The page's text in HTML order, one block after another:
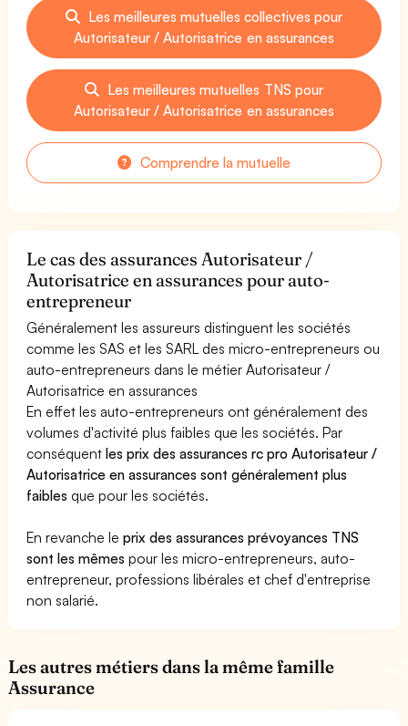
Les meilleures mutuelles collectives pour
Autorisateur / Autorisatrice en assurances
Les meilleures mutuelles TNS pour
Autorisateur / Autorisatrice en assurances
Comprendre la mutuelle
Le cas des assurances Autorisateur /
Autorisatrice en assurances pour auto-
entrepreneur
Généralement les assureurs distinguent les sociétés
comme les SAS et les SARL des micro-entrepreneurs ou
auto-entrepreneurs dans le métier Autorisateur /
Autorisatrice en assurances
En effet les auto-entrepreneurs ont généralement des
volumes d'activité plus faibles que les sociétés. Par
conséquentles prix des assurances rc pro Autorisateur /
Autorisatrice en assurances sont généralement plus
faibles que pour les sociétés.
En revanche leprix des assurances prévoyances TNS
sont les mêmes pour les micro-entrepreneurs, auto-
entrepreneur, professions libérales et chef d'entreprise
non salarié.
Les autres métiers dans la même famille
Assurance